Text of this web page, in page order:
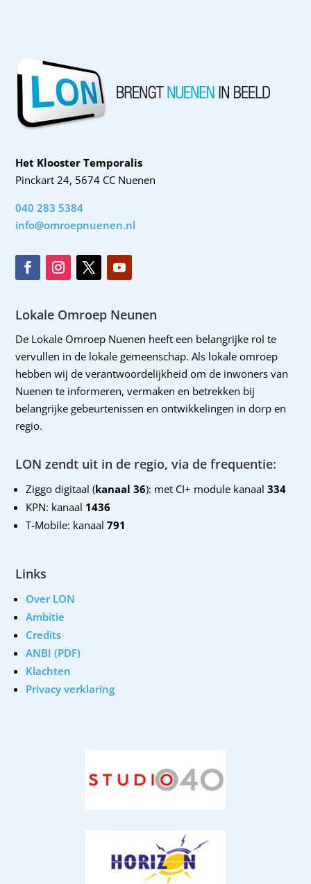
Het Klooster Temporalis
Pinckart 24, 5674 CC Nuenen
040 283 5384
info@omroepnuenen.nl
Lokale Omroep Neunen
De Lokale Omroep Nuenen heeft een belangrijke rol te
vervullen in de lokale gemeenschap. Als lokale omroep
hebben wij de verantwoordelijkheid om de inwoners van
Nuenen te informeren, vermaken en betrekken bij
belangrijke gebeurtenissen en ontwikkelingen in dorp en
regio.
LON zendt uit in de regio, via de frequentie:
Ziggo digitaal (kanaal 36): met CI+ module kanaal 334
KPN: kanaal 1436
T-Mobile: kanaal791
Links
Over LON
Ambitie
Credits
ANBI (PDF)
Klachten
Privacy verklaring